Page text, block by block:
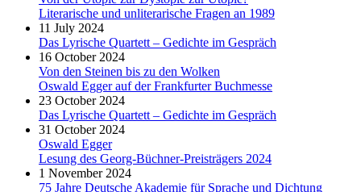
Literarische und unliterarische Fragen an 1989
11 July 2024
Das Lyrische Quartett – Gedichte im Gespräch
16 October 2024
Von den Steinen bis zu den Wolken
Oswald Egger auf der Frankfurter Buchmesse
23 October 2024
Das Lyrische Quartett – Gedichte im Gespräch
31 October 2024
Oswald Egger
Lesung des Georg-Büchner-Preisträgers 2024
1 November 2024
75 Jahre Deutsche Akademie für Sprache und Dichtung